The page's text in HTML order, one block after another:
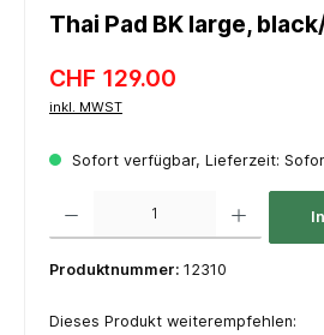
Thai Pad BK large,
CHF 129.00
inkl. MWST
Sofort verfügbar, Lieferzeit:
Produktnummer: 12310
Dieses Produkt weiterempfehlen: